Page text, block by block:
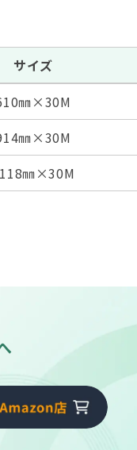
サイズ
㎜×30M
㎜×30M
㎜×30M